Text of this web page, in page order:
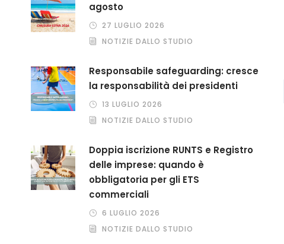
agosto
27 LUGLIO 2026
NOTIZIE DALLO STUDIO
Responsabile safeguarding: cresce
la responsabilità dei presidenti
13 LUGLIO 2026
NOTIZIE DALLO STUDIO
Doppia iscrizione RUNTS e Registro
delle imprese: quando è
obbligatoria per gli ETS
commerciali
6 LUGLIO 2026
NOTIZIE DALLO STUDIO